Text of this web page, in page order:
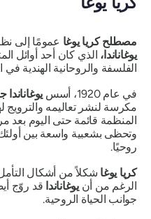
مصطلح كريا يوغاعمومًا إلى
يوغاناندا،الذي كان أحد أوائل
الفلسفة والروحانية الهندية في
في عام 1920، أسس
يوغاناندا
مكرسة لنشر تعاليمه والترويج
وتحظى بشعبية واسعة بين أولئك
روحيًا.
كريا يوغاشكلاً من أشكال
الرغم من أنيوغانانداقد روّج
جوانب الحياة الروحية.